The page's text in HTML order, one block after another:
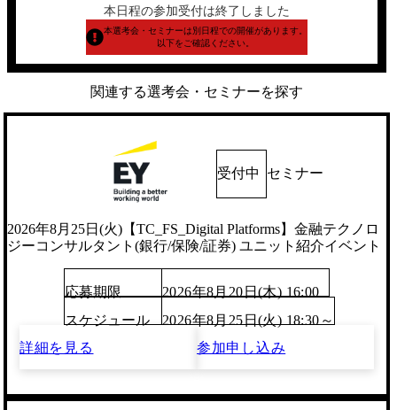
本日程の参加受付は終了しました
本選考会・セミナーは別日程での開催があります。
以下をご確認ください。
関連する選考会・セミナーを探す
受付中 セミナー
2026年8月25日(火)【TC_FS_Digital Platforms】金融テクノロ
ジーコンサルタント(銀行/保険/証券) ユニット紹介イベント
応募期限
2026年8月20日(木) 16:00
スケジュール
2026年8月25日(火) 18:30～
詳細を見る
参加申し込み